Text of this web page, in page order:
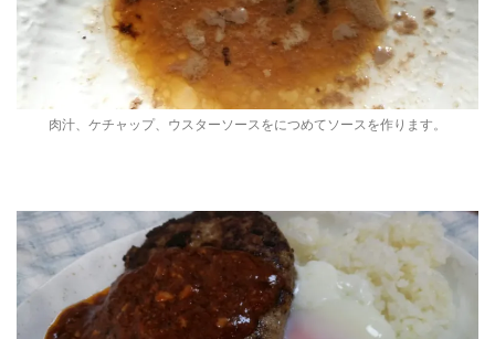
肉汁、ケチャップ、ウスターソースをにつめてソースを作ります。